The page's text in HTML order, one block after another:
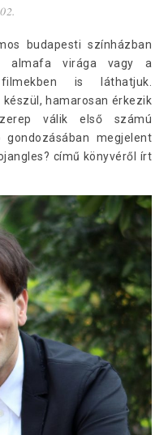
almafa virága vagy a
is láthatjuk.
hamarosan érkezik
válik első számú
megjelent
című könyvéről írt